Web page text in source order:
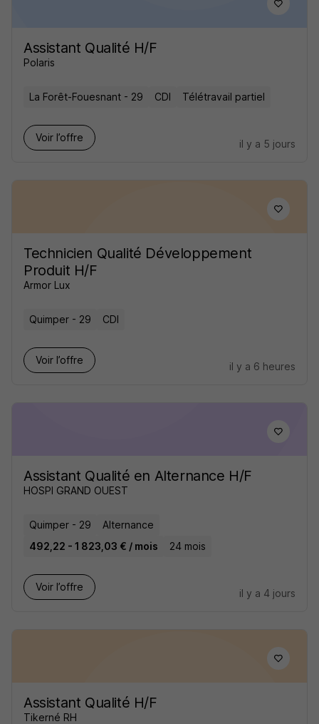
Assistant Qualité H/F
Polaris
La Forêt-Fouesnant - 29 CDI Télétravail partiel
Voir l’offre
il y a 5 jours
Technicien Qualité Développement
Produit H/F
Armor Lux
Quimper - 29 CDI
Voir l’offre
il y a 6 heures
Assistant Qualité en Alternance H/F
HOSPI GRAND OUEST
Quimper - 29
Alternance
492,22 - 1 823,03 € / mois
24 mois
Voir l’offre
il y a 4 jours
Assistant Qualité H/F
Tikerné RH